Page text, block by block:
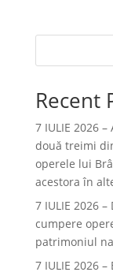
Recent
7 IULIE 2026 –
două treimi
operele lui
acestora în
7 IULIE 2026
cumpere
patrimoniul
7 IULIE 2026 –